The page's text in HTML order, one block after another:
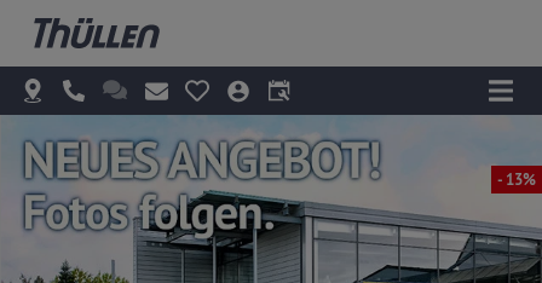
- 13%